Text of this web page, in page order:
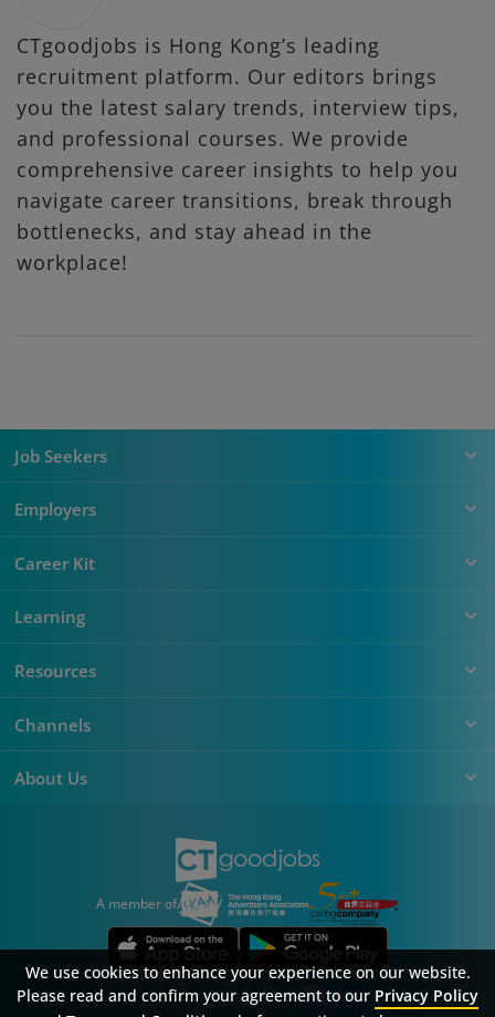
CTgoodjobs is Hong Kong’s leading
recruitment platform. Our editors brings
you the latest salary trends, interview tips,
and professional courses. We provide
comprehensive career insights to help you
navigate career transitions, break through
bottlenecks, and stay ahead in the
workplace!
Job Seekers
Employers
Career Kit
Learning
Resources
Channels
About Us
A member of
We use cookies to enhance your experience on our website.
Please read and confirm your agreement to our Privacy Policy